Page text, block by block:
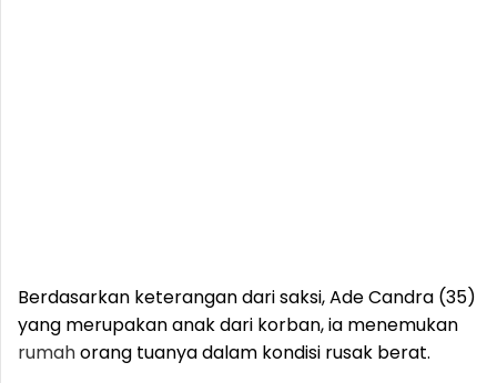
Berdasarkan keterangan dari saksi, Ade Candra (35)
yang merupakan anak dari korban, ia menemukan
rumahorang tuanya dalam kondisi rusak berat.